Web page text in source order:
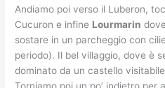
Andiamo poi verso il Luberon,
Cucuron e infine Lourmarin
sostare in un parcheggio con
periodo). Il bel villaggio, dove è
dominato da un castello